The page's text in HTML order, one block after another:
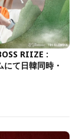
RIIZE :
て日韓同時・